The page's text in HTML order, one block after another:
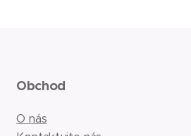
Obchod
O nás